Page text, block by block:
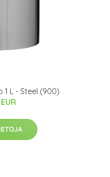
1 L - Steel (900)